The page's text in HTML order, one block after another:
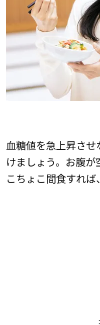
血糖値を急上昇さ
けましょう。お腹が
こちょこ間食すれば